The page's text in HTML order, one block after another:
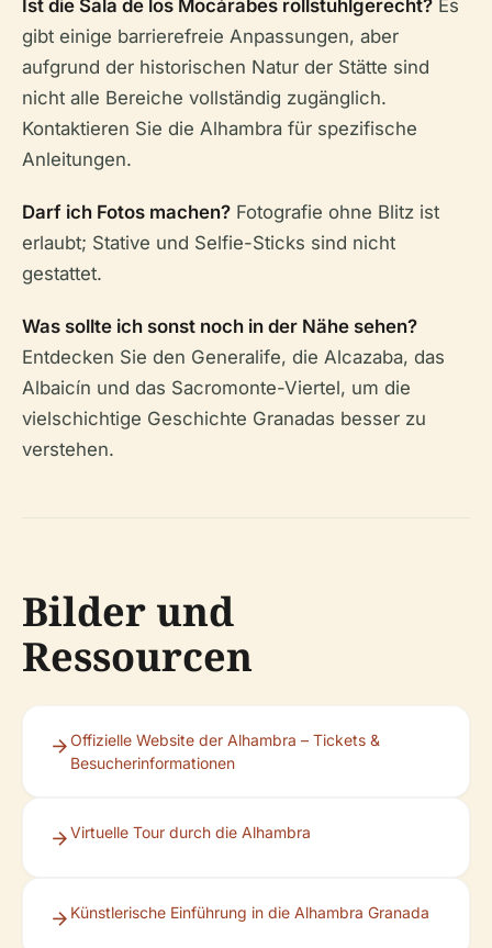
Ist die Sala de los Mocárabes rollstuhlgerecht? Es
gibt einige barrierefreie Anpassungen, aber
aufgrund der historischen Natur der Stätte sind
nicht alle Bereiche vollständig zugänglich.
Kontaktieren Sie die Alhambra für spezifische
Anleitungen.
Darf ich Fotos machen? Fotografie ohne Blitz ist
erlaubt; Stative und Selfie-Sticks sind nicht
gestattet.
Was sollte ich sonst noch in der Nähe sehen?
Entdecken Sie den Generalife, die Alcazaba, das
Albaicín und das Sacromonte-Viertel, um die
vielschichtige Geschichte Granadas besser zu
verstehen.
Bilder und
Ressourcen
Offizielle Website der Alhambra – Tickets &
Besucherinformationen
Virtuelle Tour durch die Alhambra
Künstlerische Einführung in die Alhambra Granada